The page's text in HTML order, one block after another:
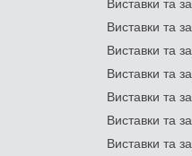
Виставки та
Виставки та
Виставки та
Виставки та
Виставки та
Виставки та